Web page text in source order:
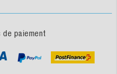
de paiement